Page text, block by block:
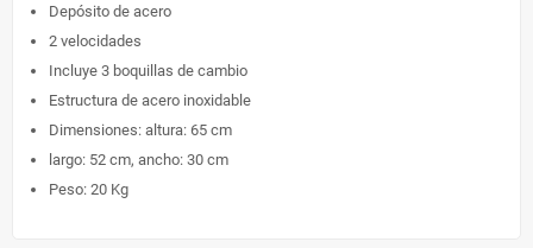
Depósito de acero
2 velocidades
Incluye 3 boquillas de cambio
Estructura de acero inoxidable
Dimensiones: altura: 65 cm
largo: 52 cm, ancho: 30 cm
Peso: 20 Kg